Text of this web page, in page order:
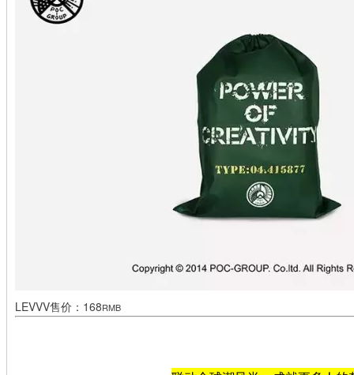
LEVVV售价：168RMB